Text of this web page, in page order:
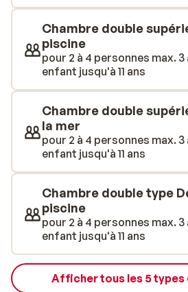
Côté gastronomie, un buffet est
il est également possible de
Pour varier les plaisirs, vous
des activités plus actives: une
est vivement recommandée, tant
beauté du monde sous-marin y
Chambre double
piscine
pour 2 à 4 personnes max. 3
enfant jusqu'à 11 ans
Chambre double
la mer
pour 2 à 4 personnes max. 3
enfant jusqu'à 11 ans
Chambre double type
piscine
pour 2 à 4 personnes max. 3
enfant jusqu'à 11 ans
Afficher tous les 5 types